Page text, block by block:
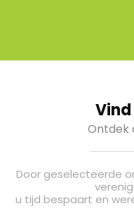
Ontdek
Door geselecteerde
u tijd bespaart en